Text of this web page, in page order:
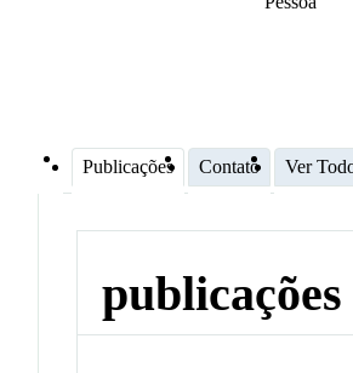
Publicações Contato Ver